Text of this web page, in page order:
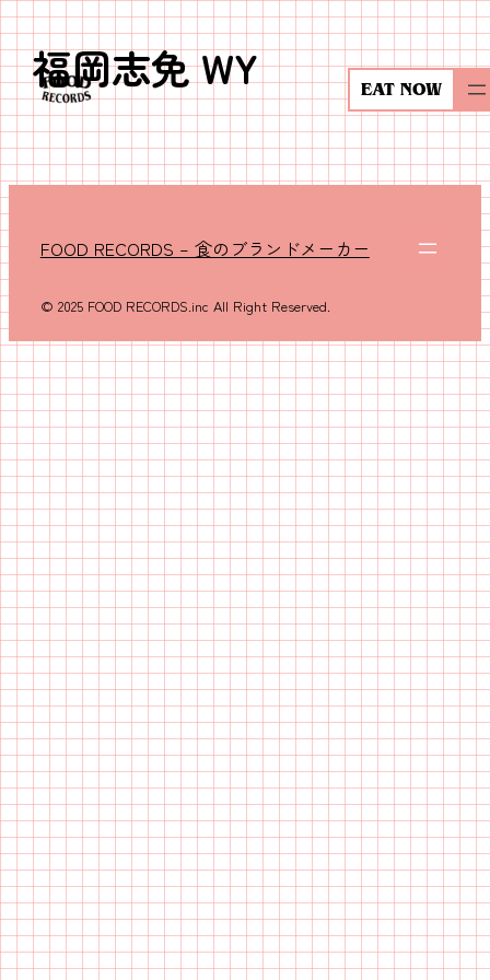
内
容
を
ス
キ
ッ
プ
EAT NOW
福岡志免 WY
FOOD RECORDS – 食のブランドメーカー
© 2025 FOOD RECORDS.inc All Right Reserved.